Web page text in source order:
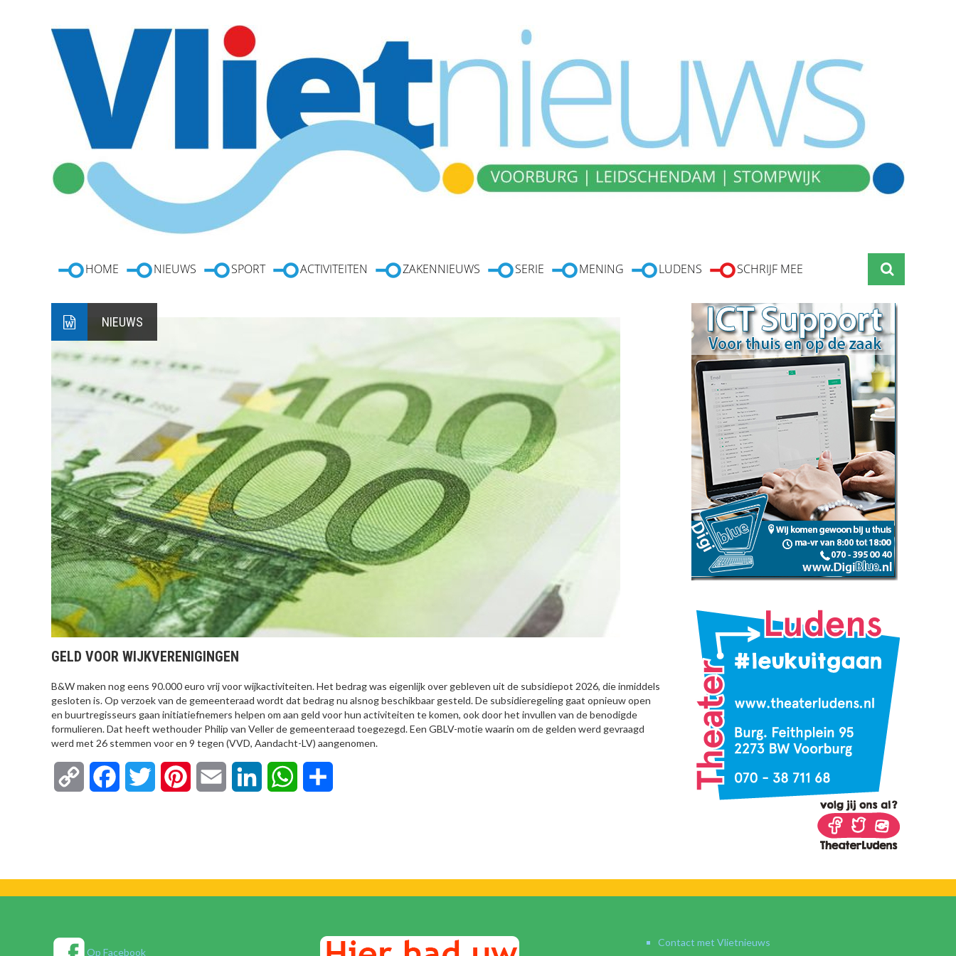
HOME NIEUWS SPORT ACTIVITEITEN ZAKENNIEUWS SERIE MENING LUDENS SCHRIJF MEE
NIEUWS
GELD VOOR WIJKVERENIGINGEN
B&W maken nog eens 90.000 euro vrij voor wijkactiviteiten. Het bedrag was eigenlijk over gebleven uit de subsidiepot 2026, die inmiddels
gesloten is. Op verzoek van de gemeenteraad wordt dat bedrag nu alsnog beschikbaar gesteld. De subsidieregeling gaat opnieuw open
en buurtregisseurs gaan initiatiefnemers helpen om aan geld voor hun activiteiten te komen, ook door het invullen van de benodigde
formulieren. Dat heeft wethouder Philip van Veller de gemeenteraad toegezegd. Een GBLV-motie waarin om de gelden werd gevraagd
werd met 26 stemmen voor en 9 tegen (VVD, Aandacht-LV) aangenomen.
Copy FacebookTwitter Pinterest Email LinkedIn WhatsApp
Op Facebook
Contact met Vlietnieuws